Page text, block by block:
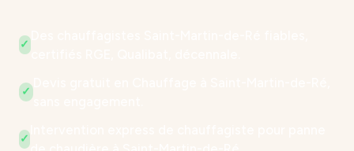
✓
Des chauffagistes Saint-Martin-de-Ré fiables,
certifiés RGE, Qualibat, décennale.
✓
✓